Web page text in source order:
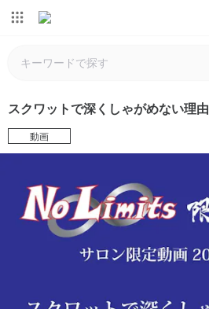
スクワットで深くしゃがめない理由
動画